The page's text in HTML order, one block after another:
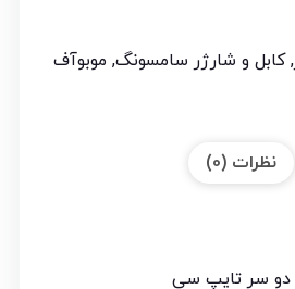
,کابل و شارژر سامسونگ, موبوآف
نظرات (0)